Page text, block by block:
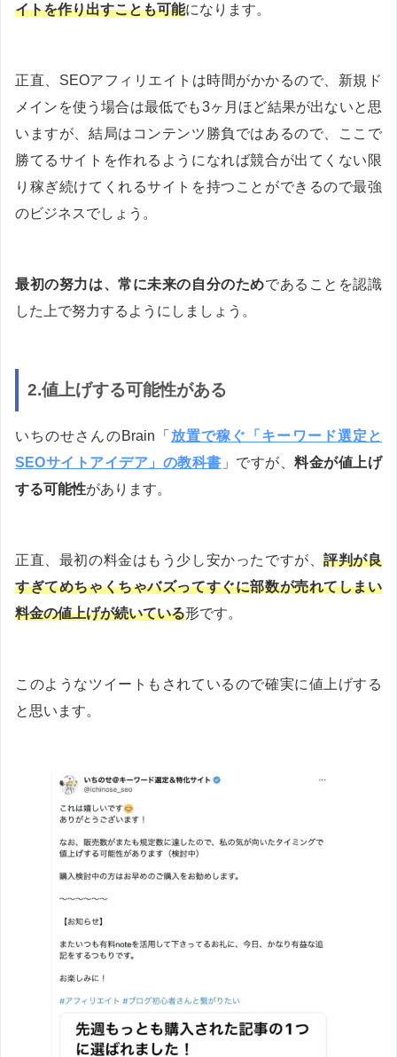
イトを作り出すことも可能になります。
正直、SEOアフィリエイトは時間がかかるので、新規ド
メインを使う場合は最低でも3ヶ月ほど結果が出ないと思
いますが、結局はコンテンツ勝負ではあるので、ここで
勝てるサイトを作れるようになれば競合が出てくない限
り稼ぎ続けてくれるサイトを持つことができるので最強
のビジネスでしょう。
最初の努力は、常に未来の自分のためであることを認識
した上で努力するようにしましょう。
2.値上げする可能性がある
いちのせさんのBrain「 放置で稼ぐ「キーワード選定と
SEOサイトアイデア」の教科書 」ですが、料金が値上げ
する可能性があります。
正直、最初の料金はもう少し安かったですが、評判が良
すぎてめちゃくちゃバズってすぐに部数が売れてしまい
料金の値上げが続いている形です。
このようなツイートもされているので確実に値上げする
と思います。